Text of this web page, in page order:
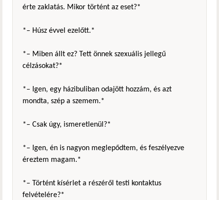
érte zaklatás. Mikor történt az eset?*
*– Húsz évvel ezelőtt.*
*– Miben állt ez? Tett önnek szexuális jellegű
célzásokat?*
*– Igen, egy házibuliban odajött hozzám, és azt
mondta, szép a szemem.*
*– Csak úgy, ismeretlenül?*
*– Igen, én is nagyon meglepődtem, és feszélyezve
éreztem magam.*
*– Történt kísérlet a részéről testi kontaktus
felvételére?*